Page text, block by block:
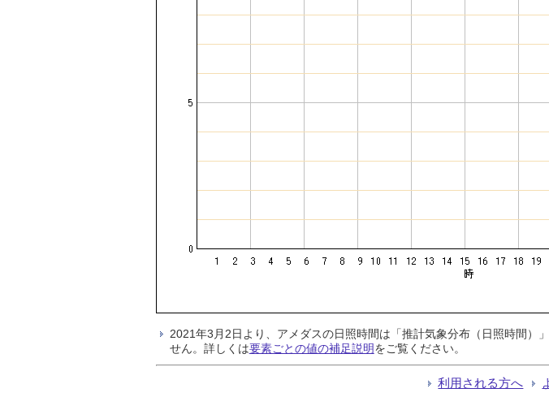
2021年3月2日より、アメダスの日照時間は「推計気象分布（日照時間）
せん。詳しくは要素ごとの値の補足説明をご覧ください。
利用される方へ